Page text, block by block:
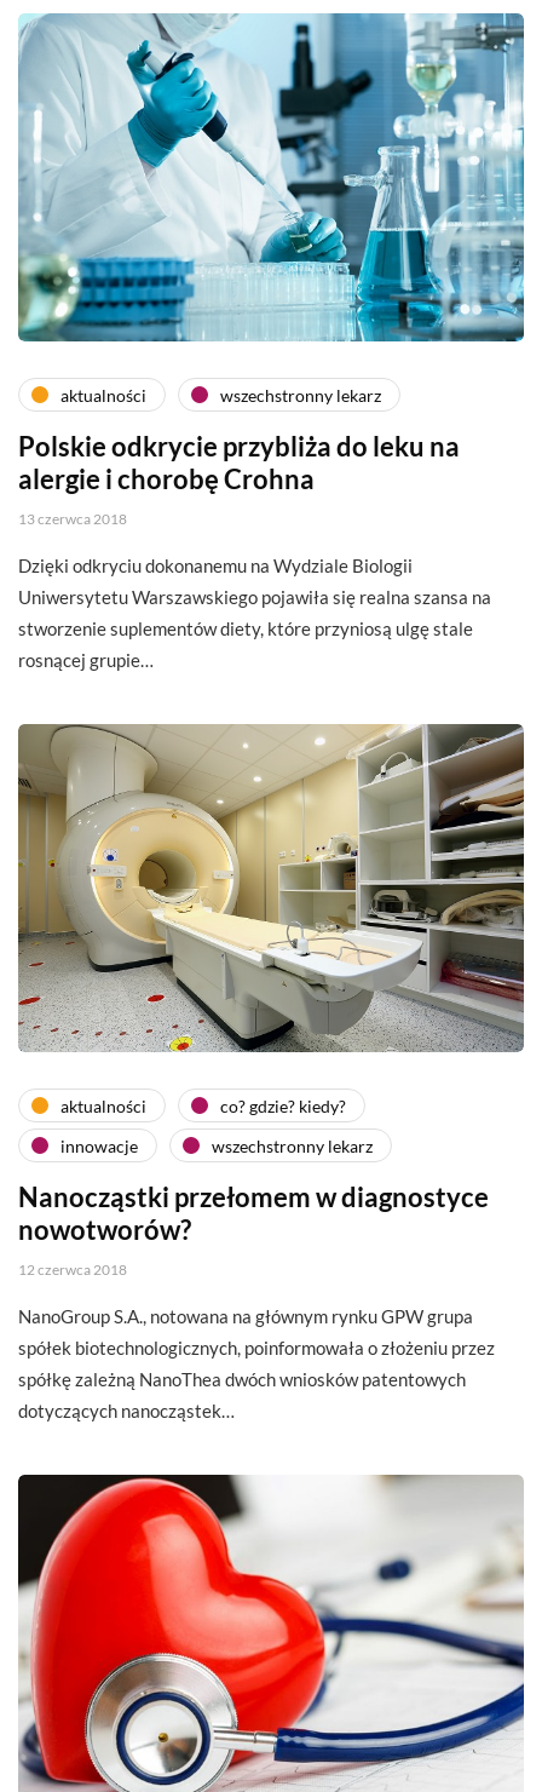
aktualności wszechstronny lekarz
Polskie odkrycie przybliża do leku na
alergie i chorobę Crohna
13 czerwca 2018
Dzięki odkryciu dokonanemu na Wydziale Biologii
Uniwersytetu Warszawskiego pojawiła się realna szansa na
stworzenie suplementów diety, które przyniosą ulgę stale
rosnącej grupie…
aktualności
co? gdzie? kiedy?
innowacje
wszechstronny lekarz
Nanocząstki przełomem w diagnostyce
nowotworów?
12 czerwca 2018
NanoGroup S.A., notowana na głównym rynku GPW grupa
spółek biotechnologicznych, poinformowała o złożeniu przez
spółkę zależną NanoThea dwóch wniosków patentowych
dotyczących nanocząstek…